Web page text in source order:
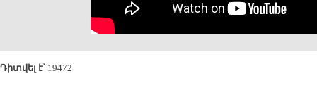
Դիտվել է՝19472